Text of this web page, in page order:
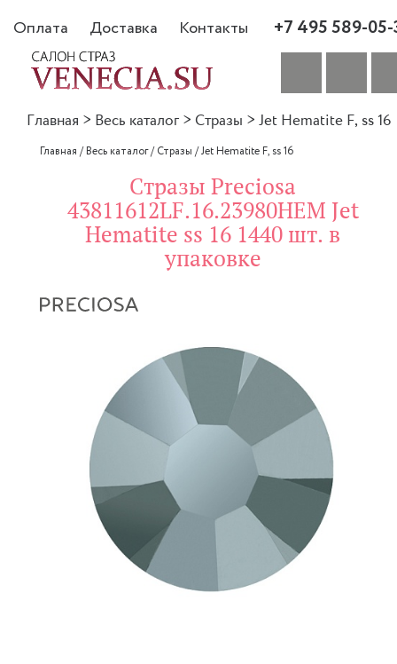
Оплата Доставка Контакты +7 495 589-
Главная > Весь каталог > Стразы > Jet Hematite F, ss 16
Главная /Весь каталог/Стразы /Jet Hematite F, ss 16
Стразы Preciosa
43811612LF.16.23980HEM Jet
Hematite ss 16 1440 шт. в
упаковке